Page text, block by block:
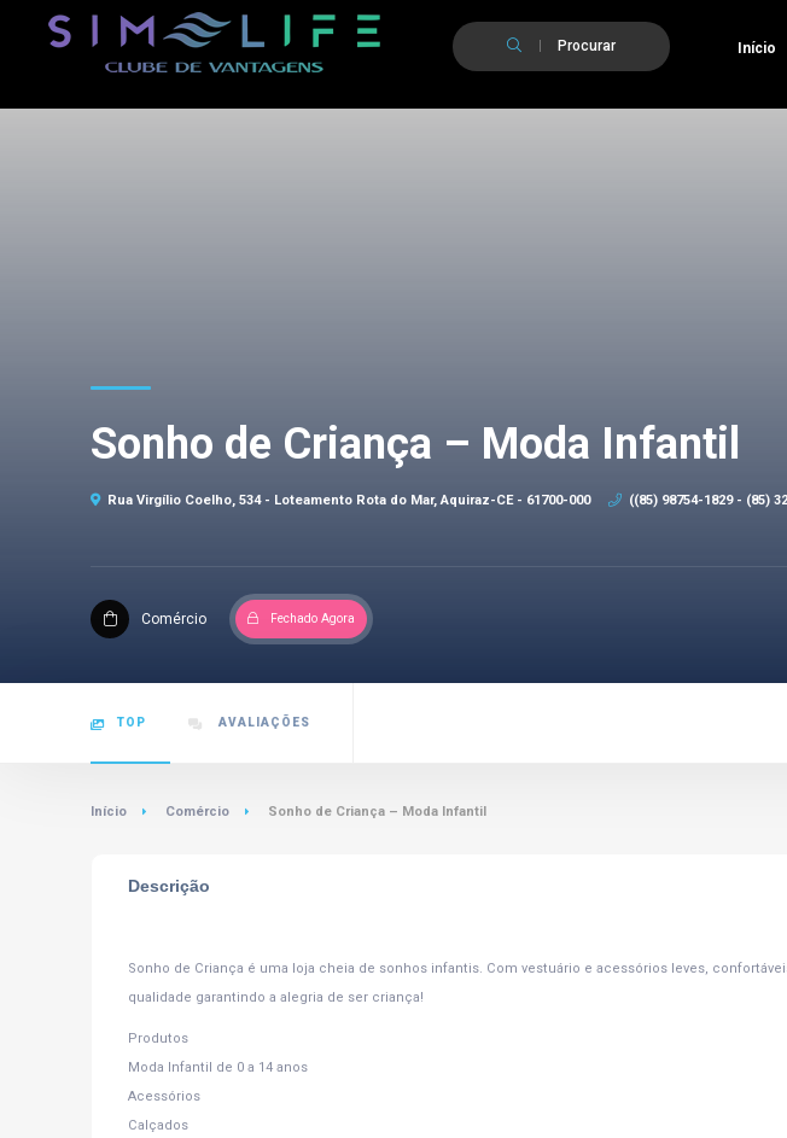
Procurar Início
Sonho de Criança – Moda Infantil
Rua Virgílio Coelho, 534 - Loteamento Rota do Mar, Aquiraz-CE - 61700-000 ((85) 98754-1829 - (85)
Comércio Fechado Agora
TOP AVALIAÇÕES
Início Comércio Sonho de Criança – Moda Infantil
Descrição
Sonho de Criança é uma loja cheia de sonhos infantis. Com vestuário e acessórios leves,
qualidade garantindo a alegria de ser criança!
Produtos
Moda Infantil de 0 a 14 anos
Acessórios
Calçados